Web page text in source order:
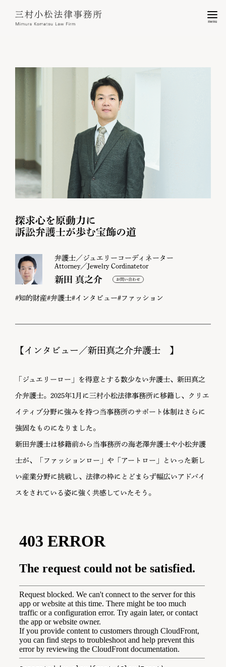
menu
探求心を原動力に
訴訟弁護士が歩む宝飾の道
弁護士／ジュエリーコーディネーター
Attorney／Jewelry Cordinatetor
新田 真之介
#知的財産#弁護士#インタビュー#ファッション
【インタビュー／新田真之介弁護士 】
「ジュエリーロー」を得意とする数少ない弁護士、新田真之
介弁護士。2025年1月に三村小松法律事務所に移籍し、クリエ
イティブ分野に強みを持つ当事務所のサポート体制はさらに
強固なものになりました。
新田弁護士は移籍前から当事務所の海老澤弁護士や小松弁護
士が、「ファッションロー」や「アートロー」といった新し
い産業分野に挑戦し、法律の枠にとどまらず幅広いアドバイ
スをされている姿に強く共感していたそう。